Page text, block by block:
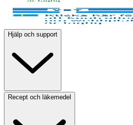
Hjälp och support
Recept och läkemedel